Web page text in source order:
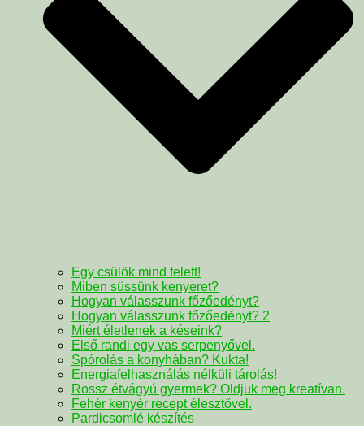
Egy csülök mind felett!
Miben süssünk kenyeret?
Hogyan válasszunk főzőedényt?
Hogyan válasszunk főzőedényt? 2
Miért életlenek a késeink?
Első randi egy vas serpenyővel.
Spórolás a konyhában? Kukta!
Energiafelhasználás nélküli tárolás!
Rossz étvágyú gyermek? Oldjuk meg kreatívan.
Fehér kenyér recept élesztővel.
Pardicsomlé készítés